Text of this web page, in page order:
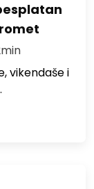
vikendaše i